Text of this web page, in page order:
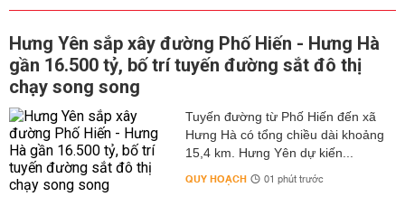
Hưng Yên sắp xây đường Phố Hiến - Hưng Hà
gần 16.500 tỷ, bố trí tuyến đường sắt đô thị
chạy song song
Tuyến đường từ Phố Hiến đến xã
Hưng Hà có tổng chiều dài khoảng
15,4 km. Hưng Yên dự kiến...
QUY HOẠCH 01 phút trước